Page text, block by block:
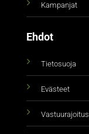
Kampanjat
Ehdot
Tietosuoja
Evästeet
Vastuurajoitus